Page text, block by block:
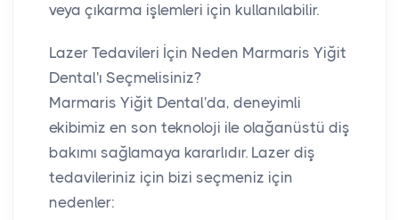
veya çıkarma işlemleri için kullanılabilir.
Lazer Tedavileri İçin Neden Marmaris Yiğit
Dental'ı Seçmelisiniz?
Marmaris Yiğit Dental'da, deneyimli
ekibimiz en son teknoloji ile olağanüstü diş
bakımı sağlamaya kararlıdır. Lazer diş
tedavileriniz için bizi seçmeniz için
nedenler: